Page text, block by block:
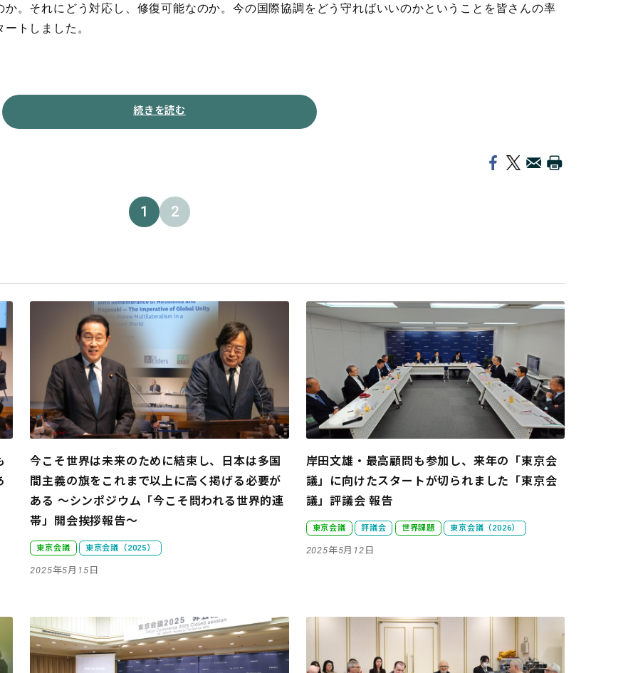
。それにどう対応し、修復可能なのか。今の国際協調をどう守ればいいのかということを皆さんの率
トしました。
続きを読む
1 2
今こそ世界は未来のために結束し、日本は多国
間主義の旗をこれまで以上に高く掲げる必要が
ある ～シンポジウム「今こそ問われる世界的連
帯」開会挨拶報告～
東京会議 東京会議（2025）
2025年5月15日
岸田文雄・最高顧問も参加し、来年の「東京会
議」に向けたスタートが切られました
「東京会
議」評議会 報告
東京会議 評議会 世界課題 東京会議（2026）
2025年5月12日